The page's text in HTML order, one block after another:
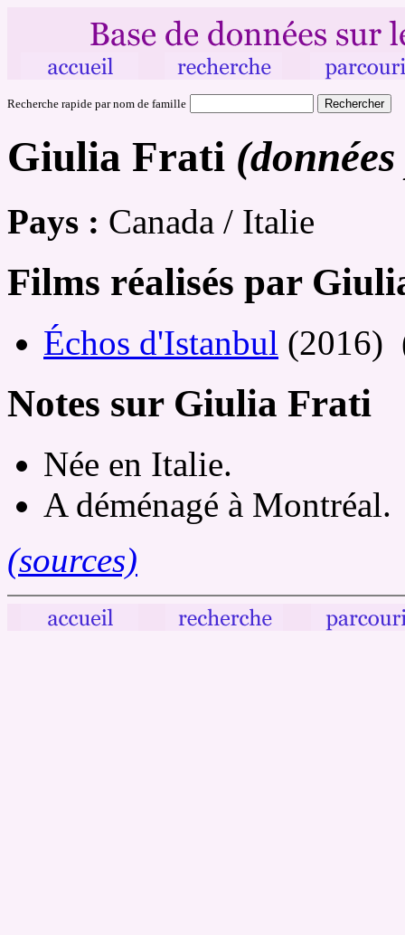
Recherche rapide par nom de famille
Giulia Frati
Pays : Canada / Italie
Films réalisés par
Échos d'Istanbul (2016)
Notes sur Giulia Frati
Née en Italie.
A déménagé à Montréal.
(sources)